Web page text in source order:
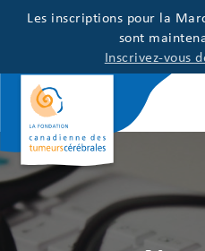
Les inscriptions pour la
sont
Inscrivez-vous